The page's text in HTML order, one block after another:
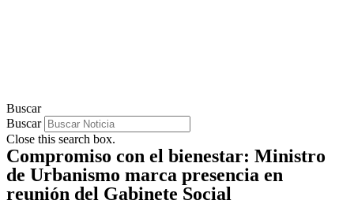
Buscar
Buscar
Close this search box.
Compromiso con el bienestar: Ministro
de Urbanismo marca presencia en
reunión del Gabinete Social